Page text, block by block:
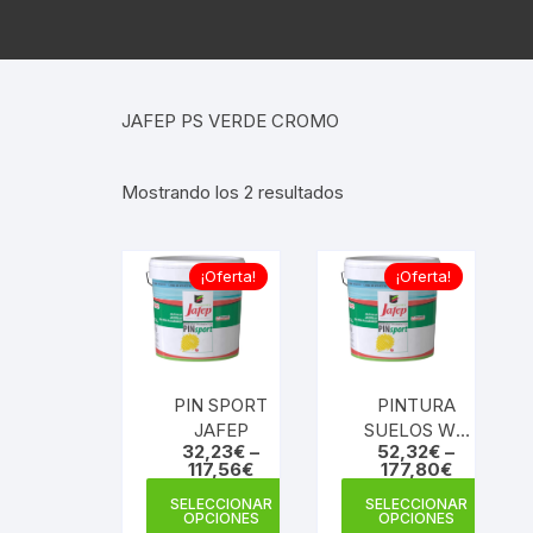
JAFEP PS VERDE CROMO
Mostrando los 2 resultados
¡Oferta!
PIN SPORT
JAFEP
32,23€ –
117,56€
SELECCIONAR
OPCIONES
¡Oferta!
PINTURA
SUELOS WB
ACRILICA AL
AGUA
52,32€ –
177,80€
SELECCIONAR
OPCIONES